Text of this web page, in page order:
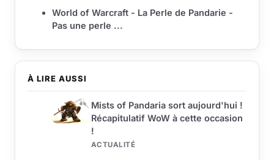
À LIRE AUSSI
Mists of Pandaria sort aujourd'hui !
Récapitulatif WoW à cette occasion
!
ACTUALITÉ
World of Warcraft - La Perle de Pandarie -
Pas une perle ...